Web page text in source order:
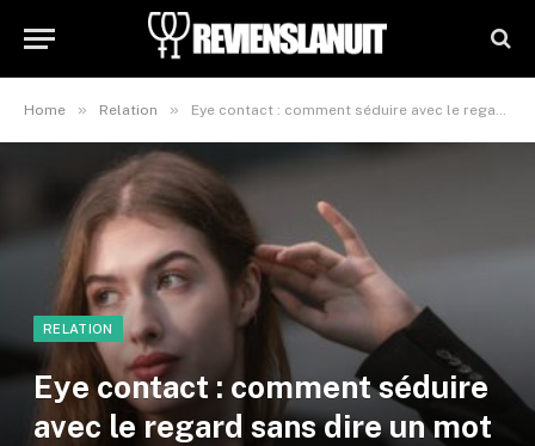
Home » Relation » Eye contact : comment séduire avec le regard sans dire un mot
RELATION
Eye contact : comment séduire
avec le regard sans dire un mot